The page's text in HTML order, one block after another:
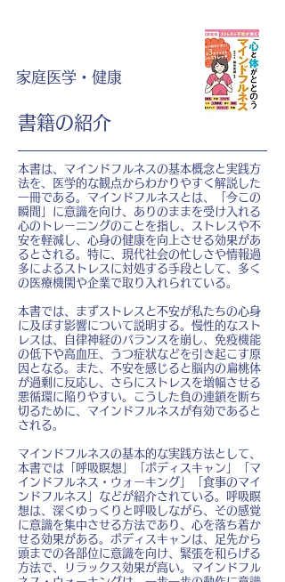
家庭医学・健康
書籍の紹介
本書は、マインドフルネスの基本概念と実践方
法を、医学的な観点からわかりやすく解説した
一冊である。マインドフルネスとは、「今この
瞬間」に意識を向け、ありのままを受け入れる
心のトレーニングのことを指し、ストレスや不
安を軽減し、心身の健康を向上させる効果があ
るとされる。特に、現代社会の忙しさや情報過
多によるストレスに対処する手段として、多く
の医療機関や企業で取り入れられている。
本書では、まずストレスと不安が私たちの心身
に及ぼす影響について説明する。慢性的なスト
レスは、自律神経のバランスを崩し、免疫機能
の低下や高血圧、うつ症状などを引き起こす原
因となる。また、不安を感じると脳内の扁桃体
が過剰に反応し、さらにストレスを増幅させる
悪循環に陥りやすい。こうした負の連鎖を断ち
切るために、マインドフルネスが有効であると
される。
マインドフルネスの基本的な実践方法として、
本書では「呼吸瞑想」「ボディスキャン」「マ
インドフルネス・ウォーキング」「食事のマイ
ンドフルネス」などが紹介されている。呼吸瞑
想は、深くゆっくりと呼吸しながら、その感覚
に意識を集中させる方法であり、心を落ち着か
せる効果がある。ボディスキャンは、足先から
頭までの各部位に意識を向け、緊張を和らげる
方法で、リラックス効果が高い。マインドフル